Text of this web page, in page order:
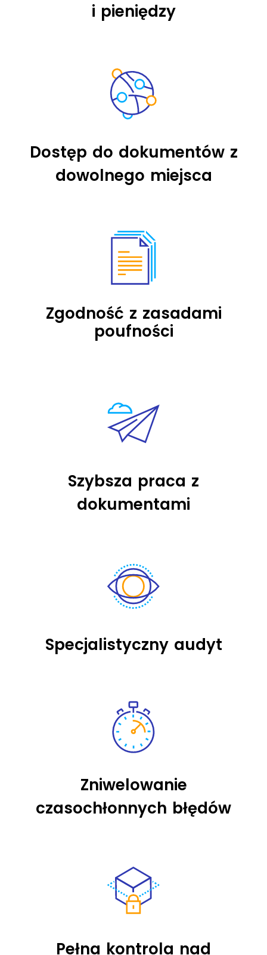
i pieniędzy
Dostęp do dokumentów z
dowolnego miejsca
Zgodność z zasadami
poufności
Szybsza praca z
dokumentami
Specjalistyczny audyt
Zniwelowanie
czasochłonnych błędów
Pełna kontrola nad